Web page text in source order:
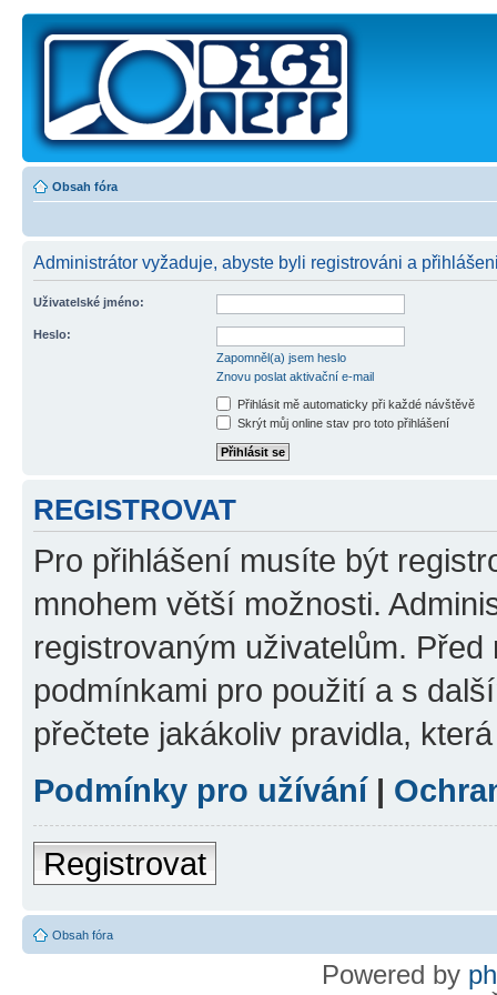
Obsah fóra
Administrátor vyžaduje, abyste byli registrováni a
Uživatelské jméno:
Heslo:
Zapomněl(a) jsem heslo
Znovu poslat aktivační e-mail
Přihlásit mě automaticky při každé návštěvě
Skrýt můj online stav pro toto přihlášení
REGISTROVAT
Pro přihlášení musíte být
mnohem větší možnosti.
registrovaným uživatelům.
podmínkami pro použití a s
přečtete jakákoliv pravidla,
Podmínky pro užívání|
Registrovat
Obsah fóra
Powered by